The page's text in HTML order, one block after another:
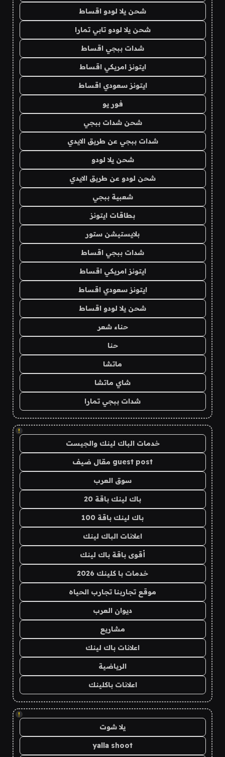
شحن يلا لودو اقساط
شحن يلا لودو تابي تمارا
شدات ببجي اقساط
ايتونز امريكي اقساط
ايتونز سعودي اقساط
فور يو
شحن شدات ببجي
شدات ببجي عن طريق الايدي
شحن يلا لودو
شحن لودو عن طريق الايدي
شعبية ببجي
بطاقات ايتونز
بلايستيشن ستور
شدات ببجي اقساط
ايتونز امريكي اقساط
ايتونز سعودي اقساط
شحن يلا لودو اقساط
حناء شعر
حنا
ماتشا
شاي ماتشا
شدات ببجي تمارا
!
خدمات الباك لينك والجيست
guest post مقال ضيف
سوق العرب
باك لينك باقة 20
باك لينك باقة 100
اعلانات الباك لينك
أقوى باقة باك لينك
خدمات با كلينك 2026
موقع تجاربنا تجارب الحياه
ديوان العرب
مشاريع
اعلانات باك لينك
الرياضية
اعلانات باكلينك
!
يلا شوت
yalla shoot